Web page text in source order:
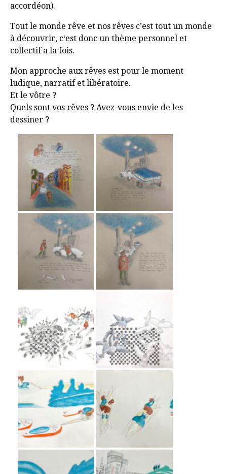
accordéon).
Tout le monde rêve et nos rêves c’est tout un monde
à découvrir, c‘est donc un thème personnel et
collectif a la fois.
Mon approche aux rêves est pour le moment
ludique, narratif et libératoire.
Et le vôtre ?
Quels sont vos rêves ? Avez-vous envie de les
dessiner ?